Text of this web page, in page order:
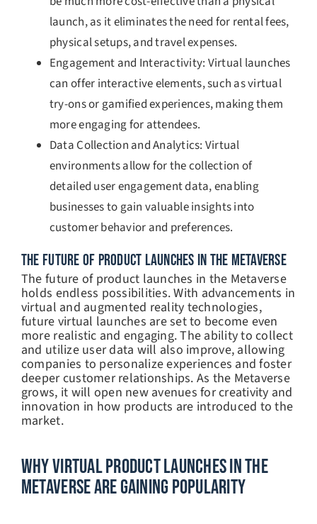
launch, as it eliminates the need for rental fees,
physical setups, and travel expenses.
Engagement and Interactivity: Virtual launches
can offer interactive elements, such as virtual
try-ons or gamified experiences, making them
more engaging for attendees.
Data Collection and Analytics: Virtual
environments allow for the collection of
detailed user engagement data, enabling
businesses to gain valuable insights into
customer behavior and preferences.
THE FUTURE OF PRODUCT LAUNCHES IN THE METAVERSE
The future of product launches in the Metaverse
holds endless possibilities. With advancements in
virtual and augmented reality technologies,
future virtual launches are set to become even
more realistic and engaging. The ability to collect
and utilize user data will also improve, allowing
companies to personalize experiences and foster
deeper customer relationships. As the Metaverse
grows, it will open new avenues for creativity and
innovation in how products are introduced to the
market.
Why Virtual Product Launches In The
Metaverse Are Gaining Popularity